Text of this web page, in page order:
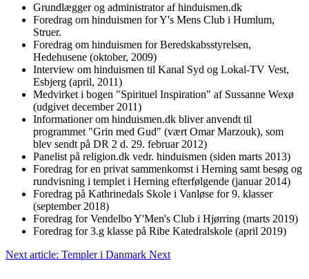
Grundlægger og administrator af hinduismen.dk
Foredrag om hinduismen for Y's Mens Club i Humlum,
Struer.
Foredrag om hinduismen for Beredskabsstyrelsen,
Hedehusene (oktober, 2009)
Interview om hinduismen til Kanal Syd og Lokal-TV Vest,
Esbjerg (april, 2011)
Medvirket i bogen "Spirituel Inspiration" af Sussanne Wexø
(udgivet december 2011)
Informationer om hinduismen.dk bliver anvendt til
programmet "Grin med Gud" (vært Omar Marzouk), som
blev sendt på DR 2 d. 29. februar 2012)
Panelist på religion.dk vedr. hinduismen (siden marts 2013)
Foredrag for en privat sammenkomst i Herning samt besøg og
rundvisning i templet i Herning efterfølgende (januar 2014)
Foredrag på Kathrinedals Skole i Vanløse for 9. klasser
(september 2018)
Foredrag for Vendelbo Y'Men's Club i Hjørring (marts 2019)
Foredrag for 3.g klasse på Ribe Katedralskole (april 2019)
Next article: Templer i Danmark Next